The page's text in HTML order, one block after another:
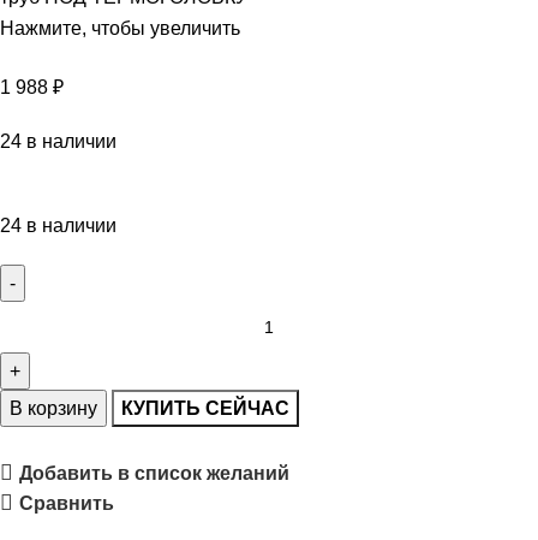
Нажмите, чтобы увеличить
1 988 ₽
24 в наличии
24 в наличии
В корзину КУПИТЬ СЕЙЧАС
Добавить в список желаний
Сравнить